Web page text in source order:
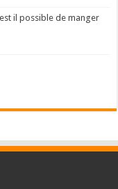
il possible de manger